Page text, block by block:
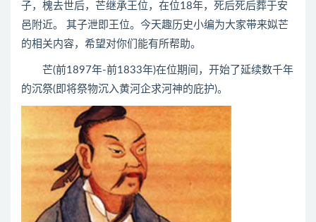
子，槐去世后，芒继承王位，在位18年，死后死后葬于安
邑附近。 其子泄即王位。今天趣历史小编为大家带来姒芒
的相关内容，希望对你们能有所帮助。
芒(前1897年-前1833年)在位期间，开始了延续数千年
的沉祭(即将祭物沉入黄河企求河神的庇护)。